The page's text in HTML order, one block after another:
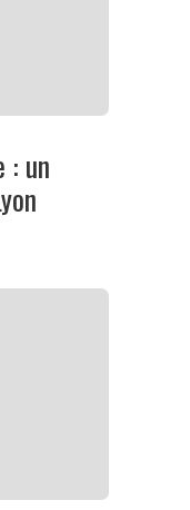
: un